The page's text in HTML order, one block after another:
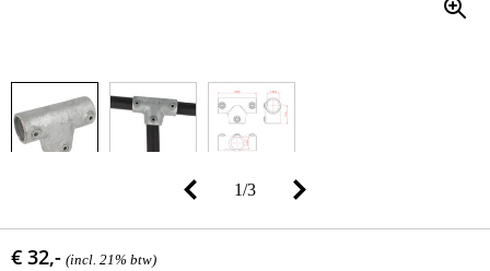
1/3
€ 32,- (incl. 21% btw)